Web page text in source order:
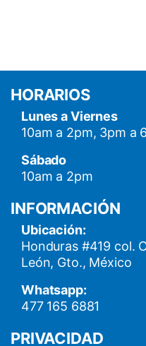
HORARIOS
Lunes a Viernes
10am a 2pm, 3pm a
Sábado
10am a 2pm
INFORMACIÓN
Ubicación:
Honduras #419 col.
León, Gto., México
Whatsapp:
477 165 6881
PRIVACIDAD